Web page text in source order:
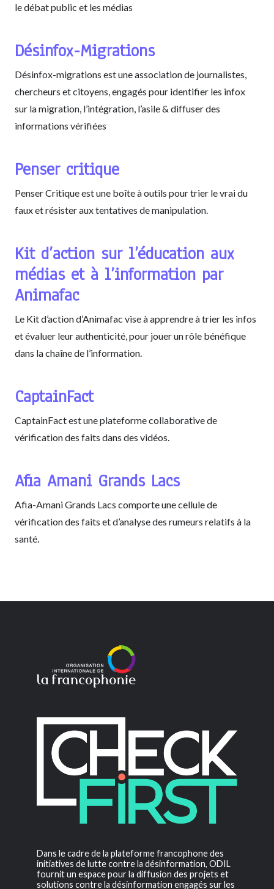
le débat public et les médias
Désinfox-Migrations
Désinfox-migrations est une association de journalistes,
chercheurs et citoyens, engagés pour identifier les infox
sur la migration, l’intégration, l’asile & diffuser des
informations vérifiées
Penser critique
Penser Critique est une boîte à outils pour trier le vrai du
faux et résister aux tentatives de manipulation.
Kit d’action sur l’éducation aux
médias et à l’information par
Animafac
Le Kit d’action d’Animafac vise à apprendre à trier les infos
et évaluer leur authenticité, pour jouer un rôle bénéfique
dans la chaîne de l’information.
CaptainFact
CaptainFact est une plateforme collaborative de
vérification des faits dans des vidéos.
Afia Amani Grands Lacs
Afia-Amani Grands Lacs comporte une cellule de
vérification des faits et d’analyse des rumeurs relatifs à la
santé.
Dans le cadre de la plateforme francophone des
initiatives de lutte contre la désinformation, ODIL
fournit un espace pour la diffusion des projets et
solutions contre la désinformation engagés sur les